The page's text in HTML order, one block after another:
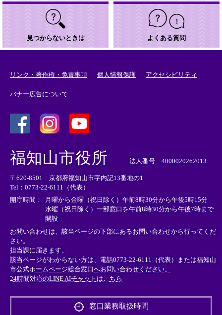
見つからないときは よくある質問
リンク・著作権・免責事項 個人情報保護 アクセシビリティ
バナー広告について
外
部
リ
ン
ク
＞
外
リ
ン
ク
＞
外
部
ン
ク
＞
福知山市役所 法人番号 4000020262013
〒620-8501 京都府福知山市字内記13番地の1
Tel：0773-22-6111（代表）
開庁時間：
月曜から金曜（祝日除く）午前8時30分から午後5時15分
水曜（祝日除く）一部窓口を午前8時30分から午後7時まで
開設
お問い合わせは、該当ページの下部にあるお問い合わせから行ってくだ
さい。
担当課に届きます。
該当ページがわからない方は、電話0773-22-6111（代表）または福知山
市公式ホームページ総合窓口へお問い合わせください。
24時間対応のLINE AIチャットはこちら
外
窓口業務取扱時間